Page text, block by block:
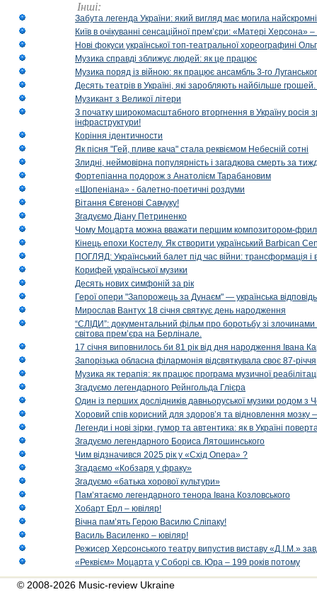
Інші:
Забута легенда України: який вигляд має могила
Київ в очікуванні сенсаційної прем’єри: «Матері
Нові фокуси української топ-театральної хореографині
Музика справді зближує людей: як це працює
Музика поряд із війною: як працює ансамбль 3-го
Десять театрів в Україні, які заробляють найбільше
Музикант з Великої літери
З початку широкомасштабного вторгнення в Україну росія
інфраструктури!
Коріння ідентичности
Як пісня "Гей, пливе кача" стала реквіємом Небесній сотні
Злидні, неймовірна популярність і загадкова смерть за
Фортепіанна подорож з Анатолієм Тарабановим
«Шопеніана» - балетно-поетичні роздуми
Вітання Євгенові Савчуку!
Згадуємо Діану Петриненко
Чому Моцарта можна вважати першим композитором-
Кінець епохи Костелу. Як створити український Barbican
ПОГЛЯД: Український балет під час війни: трансформація і
Корифей української музики
Десять нових симфоній за рік
Герої опери "Запорожець за Дунаєм" — українська
Мирослав Вантух 18 січня святкує день народження
“СЛІДИ”: документальний фільм про боротьбу зі
світова прем’єра на Берлінале.
17 січня виповнилось би 81 рік від дня народження Івана
Запорізька обласна філармонія відсвяткувала своє 87-річчя
Музика як терапія: як працює програма музичної
Згадуємо легендарного Рейнгольда Глієра
Один із перших дослідників давньоруської музики родом з
Хоровий спів корисний для здоров’я та відновлення мозку
Легенди і нові зірки, гумор та автентика: як в Україні
Згадуємо легендарного Бориса Лятошинського
Чим відзначився 2025 рік у «Схід Опера» ?
Згадаємо «Кобзаря у фраку»
Згадуємо «батька хорової культури»
Пам’ятаємо легендарного тенора Івана Козловського
Хобарт Ерл – ювіляр!
Вічна пам’ять Герою Василю Сліпаку!
Василь Василенко – ювіляр!
Режисер Херсонського театру випустив виставу «Д.І.М.»
«Реквієм» Моцарта у Соборі св. Юра – 199 років потому
© 2008-2026 Music-review Ukraine